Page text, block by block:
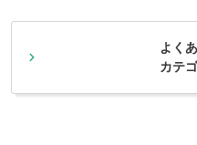
よく
カテ